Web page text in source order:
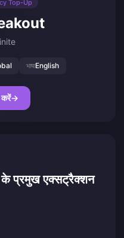
Top-Up
भाषाEnglish
करें→
प्रमुख एक्सट्रैक्शन